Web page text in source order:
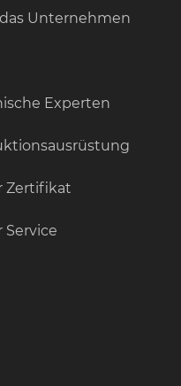
Unternehmen
Experten
Zertifikat
Service